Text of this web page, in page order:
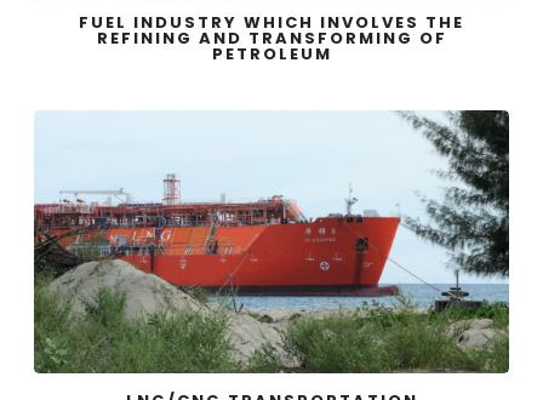
FUEL INDUSTRY WHICH INVOLVES THE
REFINING AND TRANSFORMING OF
PETROLEUM